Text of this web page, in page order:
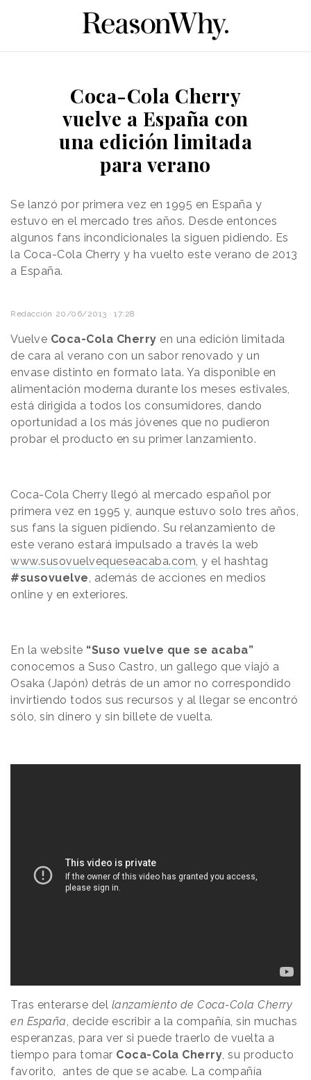
Coca-Cola Cherry
vuelve a España con
una edición limitada
para verano
Se lanzó por primera vez en 1995 en España y
estuvo en el mercado tres años. Desde entonces
algunos fans incondicionales la siguen pidiendo. Es
la Coca-Cola Cherry y ha vuelto este verano de 2013
a España.
Redacción 20/06/2013 · 17:28
Vuelve Coca-Cola Cherry en una edición limitada
de cara al verano con un sabor renovado y un
envase distinto en formato lata. Ya disponible en
alimentación moderna durante los meses estivales,
está dirigida a todos los consumidores, dando
oportunidad a los más jóvenes que no pudieron
probar el producto en su primer lanzamiento.
Coca-Cola Cherry llegó al mercado español por
primera vez en 1995 y, aunque estuvo solo tres años,
sus fans la siguen pidiendo. Su relanzamiento de
este verano estará impulsado a través la web
www.susovuelvequeseacaba.com , y el hashtag
#susovuelve , además de acciones en medios
online y en exteriores.
En la website “Suso vuelve que se acaba”
conocemos a Suso Castro, un gallego que viajó a
Osaka (Japón) detrás de un amor no correspondido
invirtiendo todos sus recursos y al llegar se encontró
sólo, sin dinero y sin billete de vuelta.
Tras enterarse del lanzamiento de Coca-Cola Cherry
en España , decide escribir a la compañía, sin muchas
esperanzas, para ver si puede traerlo de vuelta a
tiempo para tomar Coca-Cola Cherry , su producto
favorito, antes de que se acabe. La compañía